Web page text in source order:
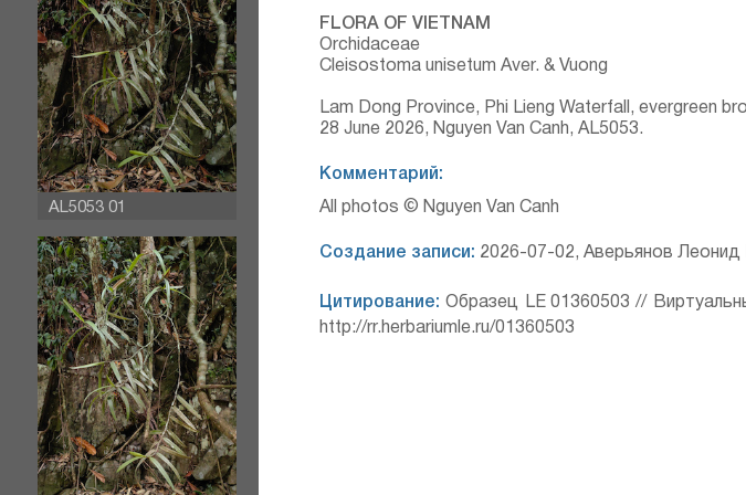
AL5053 01
FLORA OF VIETNAM
Orchidaceae
Cleisostoma unisetum Aver. & Vuong
Lam Dong Province, Phi Lieng Waterfall, evergreen
28 June 2026, Nguyen Van Canh, AL5053.
Комментарий:
All photos © Nguyen Van Canh
Создание записи: 2026-07-02, Аверьянов Леонид
Цитирование: Образец LE 01360503 //
http://rr.herbariumle.ru/01360503